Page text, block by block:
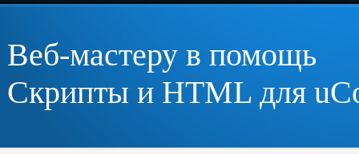
Веб-мастеру в помощь
Скрипты и HTML для